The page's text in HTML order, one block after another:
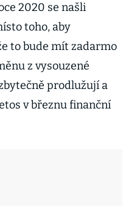
2020 se našli
toho, aby
to bude mít zadarmo
z vysouzené
prodlužují a
v březnu finanční